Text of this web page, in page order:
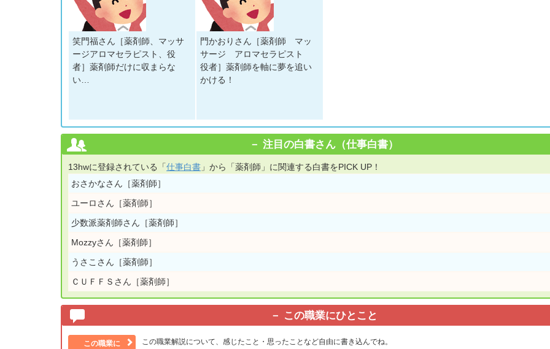
笑門福さん［薬剤師、マッサ
ージアロマセラピスト、役
者］薬剤師だけに収まらな
い…
門かおりさん［薬剤師 マッ
サージ アロマセラピスト
役者］薬剤師を軸に夢を追い
かける！
注目の白書さん（仕事白書）
13hwに登録されている「仕事白書 」から「薬剤師」に関連する白書をPICK UP！
おさかなさん［薬剤師］
ユーロさん［薬剤師］
少数派薬剤師さん［薬剤師］
Mozzyさん［薬剤師］
うさこさん［薬剤師］
ＣＵＦＦＳさん［薬剤師］
この職業にひとこと
この職業に
この職業解説について、感じたこと・思ったことなど自由に書き込んでね。